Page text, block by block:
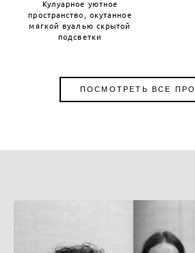
Кулуарное уютное
пространство, окутанное
мягкой вуалью скрытой
подсветки
ПОСМОТРЕТЬ ВСЕ